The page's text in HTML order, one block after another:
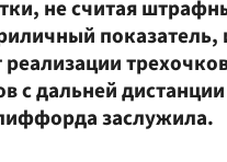
не считая
показатель,
реализации
с дальней
заслужила.